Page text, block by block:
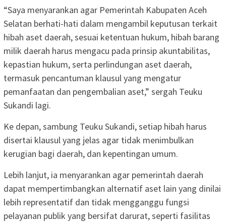
“Saya menyarankan agar Pemerintah Kabupaten Aceh
Selatan berhati-hati dalam mengambil keputusan terkait
hibah aset daerah, sesuai ketentuan hukum, hibah barang
milik daerah harus mengacu pada prinsip akuntabilitas,
kepastian hukum, serta perlindungan aset daerah,
termasuk pencantuman klausul yang mengatur
pemanfaatan dan pengembalian aset,” sergah Teuku
Sukandi lagi.
Ke depan, sambung Teuku Sukandi, setiap hibah harus
disertai klausul yang jelas agar tidak menimbulkan
kerugian bagi daerah, dan kepentingan umum.
Lebih lanjut, ia menyarankan agar pemerintah daerah
dapat mempertimbangkan alternatif aset lain yang dinilai
lebih representatif dan tidak mengganggu fungsi
pelayanan publik yang bersifat darurat, seperti fasilitas